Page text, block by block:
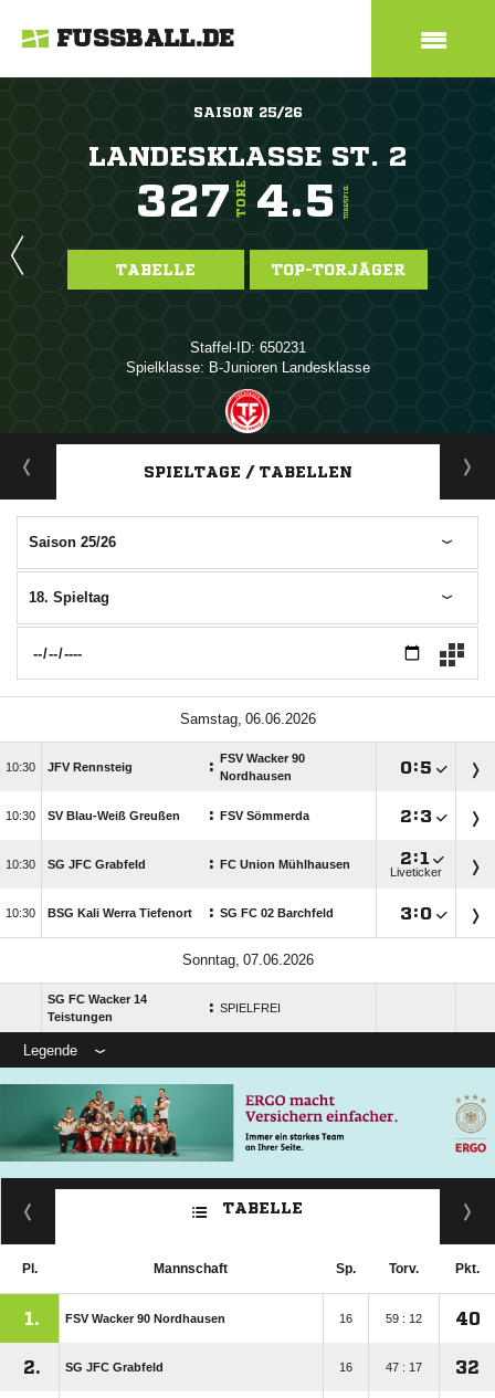
FUSSBALL.DE
SAISON 25/26
LANDESKLASSE ST. 2
327 TORE 4.5 TORE/SPIEL
TABELLE TOP-TORJÄGER
Staffel-ID: 650231
Spielklasse: B-Junioren Landesklasse
ANZEIGE
SPIELTAGE / TABELLEN
Saison 25/26
18. Spieltag
 
 JFV Rennsteig : FSV Wacker 90
Nordhausen
:
 SV Blau-Weiß Greußen : FSV Sömmerda :
 SG JFC Grabfeld : FC Union Mühlhausen :
Liveticker
 BSG Kali Werra Tiefenort : SG FC 02 Barchfeld :
 
SG FC Wacker 14
Teistungen
: SPIELFREI
Legende
TABELLE
Pl. Mannschaft Sp. Torv. Pkt.
1. FSV Wacker 90 Nordhausen 16 59 : 12 40
2. SG JFC Grabfeld 16 47 : 17 32